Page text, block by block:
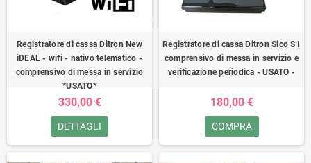
Registratore di cassa Ditron New
iDEAL - wifi - nativo telematico -
comprensivo di messa in servizio
*USATO*
330,00 €
DETTAGLI
Registratore di cassa Ditron Sico S1
comprensivo di messa in servizio e
verificazione periodica - USATO -
180,00 €
COMPRA